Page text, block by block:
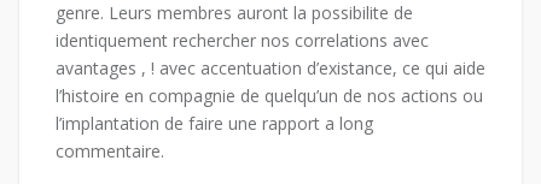
genre. Leurs membres auront la possibilite de
identiquement rechercher nos correlations avec
avantages , ! avec accentuation d’existance, ce qui aide
l’histoire en compagnie de quelqu’un de nos actions ou
l’implantation de faire une rapport a long
commentaire.